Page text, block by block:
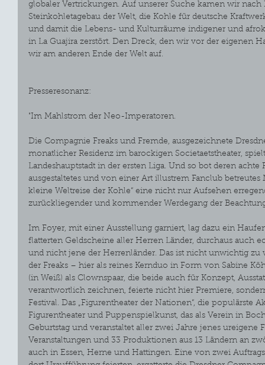
globaler Vertrickungen. Auf unserer Suche kamen wir
Steinkohletagebau der Welt, die Kohle für deutsche
und damit die Lebens- und Kulturräume indigener und
in La Guajira zerstört. Den Dreck, den wir vor der eigenen
wir am anderen Ende der Welt auf.
Presseresonanz:
"Im Mahlstrom der Neo-Imperatoren.
Die Compagnie Freaks und Fremde, ausgezeichnete
monatlicher Residenz im barockigen Societaetstheater,
Landeshauptstadt in der ersten Liga. Und so bot deren
ausgestaltetes und von einer Art illustrem Fanclub
kleine Weltreise der Kohle“ eine nicht nur Aufsehen
zurückliegender und kommender Werdegang der
Im Foyer, mit einer Ausstellung garniert, lag dazu ein
flatterten Geldscheine aller Herren Länder, durchaus auch
und nicht jene der Herrenländer. Das ist nicht unwichtig
der Freaks – hier als reines Kernduo in Form von Sabine
(in Weiß) als Clownspaar, die beide auch für Konzept,
verantwortlich zeichnen, feierte nicht hier Premiere,
Festival. Das „Figurentheater der Nationen“, die populärste
Figurentheater und Puppenspielkunst, das als Verein in
Geburtstag und veranstaltet aller zwei Jahre jenes ureigene
Veranstaltungen und 33 Produktionen aus 13 Ländern an
auch in Essen, Herne und Hattingen. Eine von zwei